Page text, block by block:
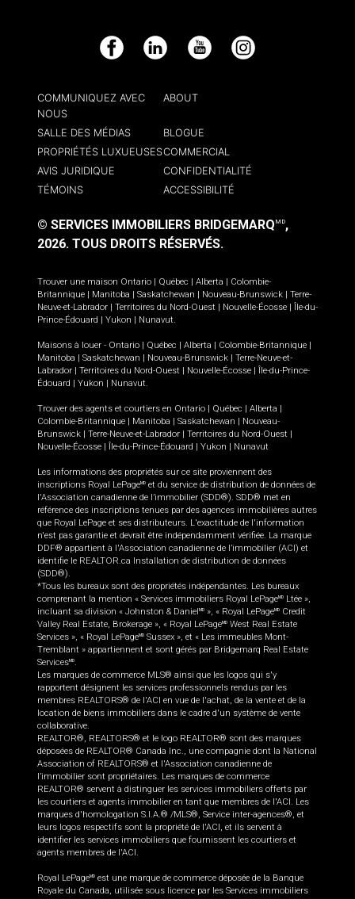
Facebook LinkedIn YouTube Instagram
COMMUNIQUEZ AVEC
NOUS
ABOUT
SALLE DES MÉDIAS
BLOGUE
PROPRIÉTÉS LUXUEUSESCOMMERCIAL
AVIS JURIDIQUE
CONFIDENTIALITÉ
TÉMOINS
ACCESSIBILITÉ
© SERVICES IMMOBILIERS BRIDGEMARQ MD,
2026. TOUS DROITS RÉSERVÉS.
Trouver une maison Ontario Québec Alberta
Colombie-
Britannique
Manitoba Saskatchewan Nouveau-Brunswick
Terre-
Neuve-et-Labrador
Territoires du Nord-Ouest Nouvelle-Écosse
Île-du-
Prince-Édouard
Yukon Nunavut.
Maisons à louer - Ontario Québec Alberta Colombie-Britannique
Manitoba
Saskatchewan Nouveau-Brunswick
Terre-Neuve-et-
Labrador
Territoires du Nord-Ouest Nouvelle-Écosse
Île-du-Prince-
Édouard
Yukon Nunavut.
Trouver des agents et courtiers en Ontario Québec Alberta
Colombie-Britannique
Manitoba Saskatchewan
Nouveau-
Brunswick
Terre-Neuve-et-Labrador Territoires du Nord-Ouest
Nouvelle-Écosse
Île-du-Prince-Édouard Yukon Nunavut
Les informations des propriétés sur ce site proviennent des
inscriptions Royal LePageMD et du service de distribution de données de
l'Association canadienne de l’immobilier (SDD®). SDD® met en
référence des inscriptions tenues par des agences immobilières autres
que Royal LePage et ses distributeurs. L'exactitude de l'information
n'est pas garantie et devrait être indépendamment vérifiée. La marque
DDF® appartient à l'Association canadienne de l’immobilier (ACI) et
identifie le REALTOR.ca Installation de distribution de données
(SDD®).
*Tous les bureaux sont des propriétés indépendantes. Les bureaux
comprenant la mention « Services immobiliers Royal LePageMD
Ltée »,
incluant sa division « Johnston & Daniel MD », « Royal LePageMD
Credit
Valley Real Estate, Brokerage », « Royal LePageMD West Real Estate
Services », « Royal LePageMD Sussex », et « Les immeubles Mont-
Tremblant » appartiennent et sont gérés par Bridgemarq Real Estate
ServicesMD.
Les marques de commerce MLS® ainsi que les logos qui s'y
rapportent désignent les services professionnels rendus par les
membres REALTORS® de l'ACI en vue de l'achat, de la vente et de la
location de biens immobiliers dans le cadre d'un système de vente
collaborative.
REALTOR®, REALTORS® et le logo REALTOR® sont des marques
déposées de REALTOR® Canada Inc., une compagnie dont la National
Association of REALTORS® et l'Association canadienne de
l’immobilier sont propriétaires. Les marques de commerce
REALTOR® servent à distinguer les services immobiliers offerts par
les courtiers et agents immobilier en tant que membres de l'ACI. Les
marques d'homologation S.I.A.® /MLS®, Service inter-agences®, et
leurs logos respectifs sont la propriété de l'ACI, et ils servent à
identifier les services immobiliers que fournissent les courtiers et
agents membres de l'ACI.
Royal LePageMD est une marque de commerce déposée de la Banque
Royale du Canada, utilisée sous licence par les Services immobiliers